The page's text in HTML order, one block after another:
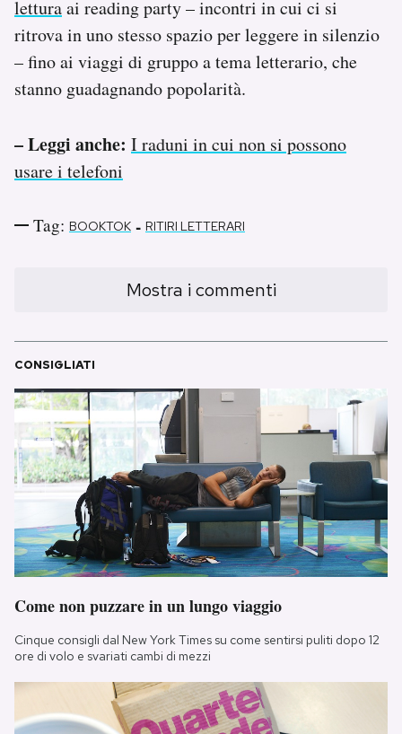
letturaai reading party – incontri in cui ci si
ritrova in uno stesso spazio per leggere in silenzio
– fino ai viaggi di gruppo a tema letterario, che
stanno guadagnando popolarità.
– Leggi anche: I raduni in cui non si possono
usare i telefoni
Tag: BOOKTOK - RITIRI LETTERARI
Mostra i commenti
CONSIGLIATI
Come non puzzare in un lungo viaggio
Cinque consigli dal New York Times su come sentirsi puliti dopo 12
ore di volo e svariati cambi di mezzi